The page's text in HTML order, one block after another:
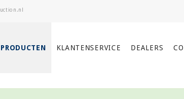
PRODUCTEN KLANTENSERVICE DEALERS